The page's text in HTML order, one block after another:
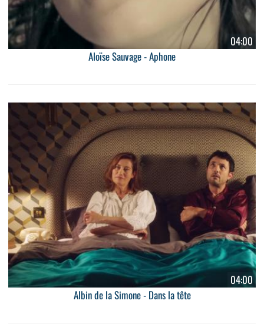
04:00
Aloïse Sauvage - Aphone
04:00
Albin de la Simone - Dans la tête